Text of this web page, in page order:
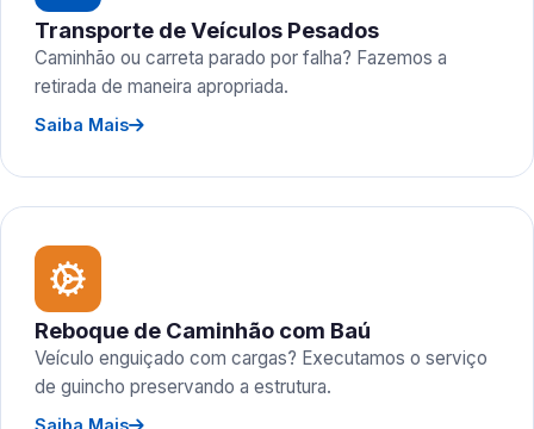
Transporte de Veículos Pesados
Caminhão ou carreta parado por falha? Fazemos a
retirada de maneira apropriada.
Saiba Mais
Reboque de Caminhão com Baú
Veículo enguiçado com cargas? Executamos o serviço
de guincho preservando a estrutura.
Saiba Mais